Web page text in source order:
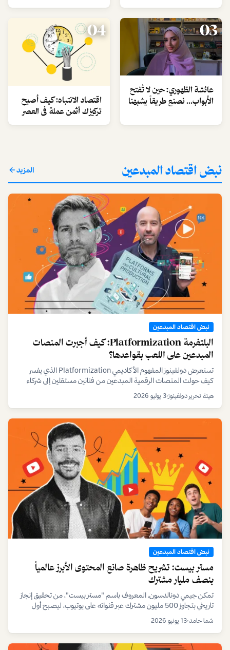
03
عائشة الظهوري: حين لا تُفتح
الأبواب… نصنع طريقاً يشبهنا
04
اقتصاد الانتباه: كيف أصبح
تركيزك أثمن عملة في العصر
الرقمي؟
نبض اقتصاد المبدعين المزيد
نبض اقتصاد المبدعين
البلتفرمة Platformization: كيف أجبرت المنصات
المبدعين على اللعب بقواعدها؟
تستعرض دولفينوز المفهوم الأكاديمي Platformization الذي يفسر
كيف حولت المنصات الرقمية المبدعين من فنانين مستقلين إلى شركاء
صناع المحتوى في الخليج.
هيئة تحرير دولفينوز•3 يوليو 2026
نبض اقتصاد المبدعين
مستر بيست: تشريح ظاهرة صانع المحتوى الأبرز عالمياً
بنصف مليار مشترك
تمكن جيمي دونالدسون، المعروف باسم "مستر بيست"، من تحقيق إنجاز
تاريخي بتجاوز 500 مليون مشترك عبر قنواته على يوتيوب، ليصبح أول
شما حامد•13 يونيو 2026